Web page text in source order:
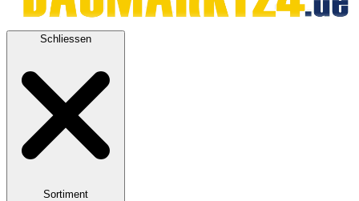
Schliessen
Sortiment